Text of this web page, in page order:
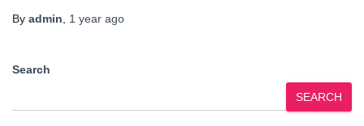
By admin 1 year ago
Search
SEARCH